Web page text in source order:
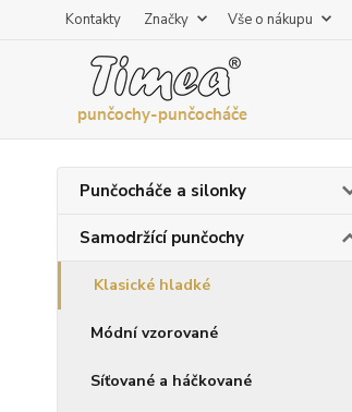
Kontakty Značky Vše o nákupu
Punčocháče a silonky
Samodržící punčochy
Klasické hladké
Módní vzorované
Síťované a háčkované